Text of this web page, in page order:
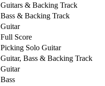
Guitars & Backing Track
Bass & Backing Track
Guitar
Full Score
Picking Solo Guitar
Guitar, Bass & Backing Track
Guitar
Bass